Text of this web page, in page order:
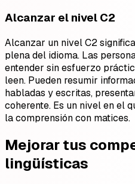
Alcanzar el nivel C2
Alcanzar un nivel C2
plena del idioma. Las
entender sin esfuerzo
leen. Pueden resumir
habladas y escritas,
coherente. Es un nivel en el
la comprensión con matices.
Mejorar tus
lingüísticas